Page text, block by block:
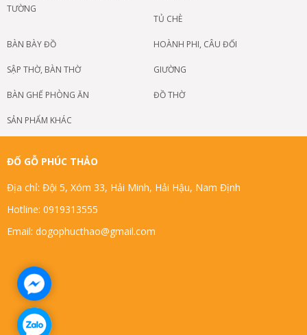
TƯỜNG
TỦ CHÈ
BÀN BÀY ĐỒ HOÀNH PHI, CÂU ĐỐI
SẬP THỜ, BÀN THỜ GIƯỜNG
BÀN GHẾ PHÒNG ĂN ĐỒ THỜ
SẢN PHẨM KHÁC
ĐỐ GỖ PHÚC THẢO
Địa chỉ: Đội 5, Xóm 33, Hải Minh, Hải Hậu, Nam Định
Hotline: 0919313555
Email: dogophucthao@gmail.com